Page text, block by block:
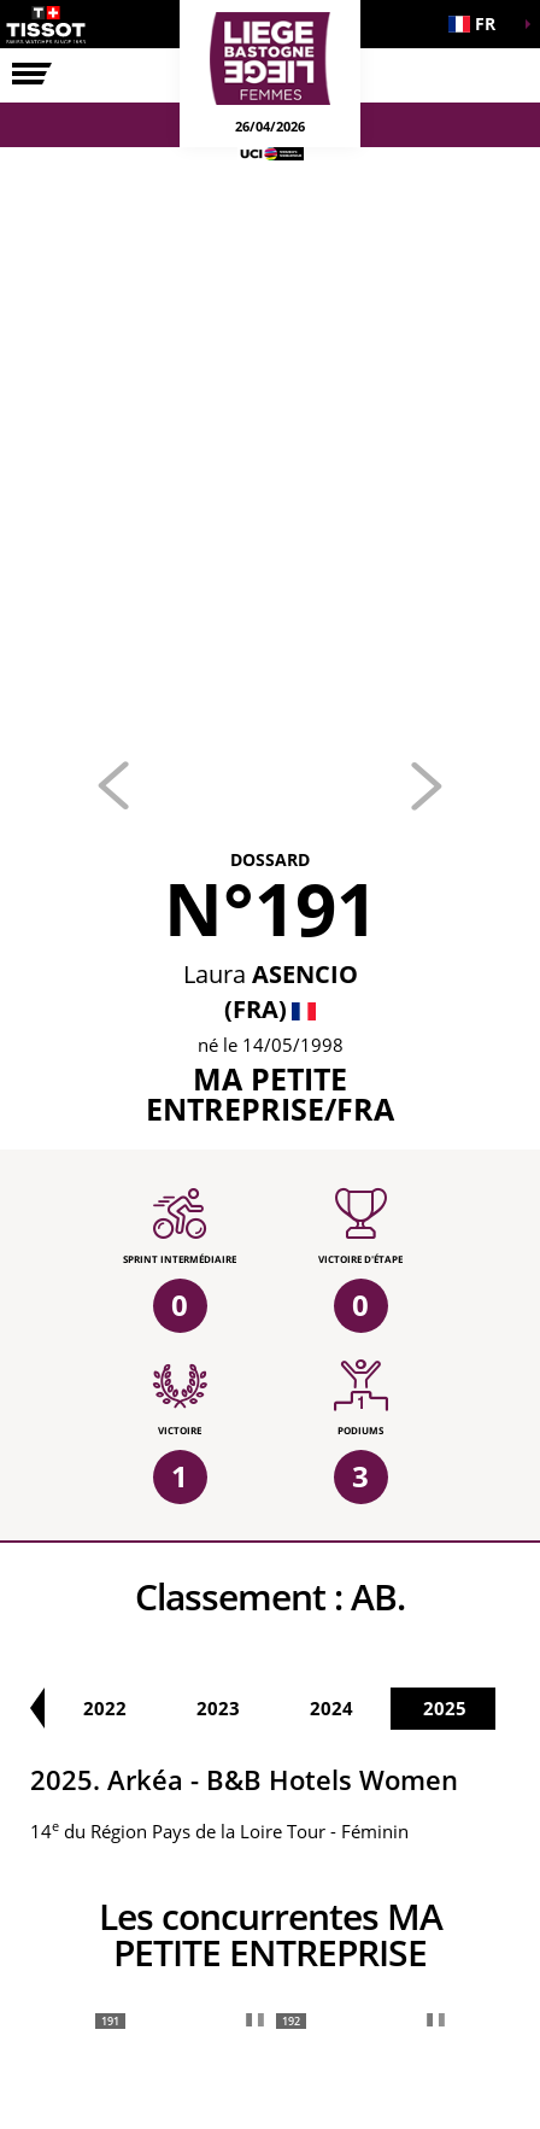
COURSE FR
26/04/2026
DOSSARD
N°191
Laura ASENCIO
(FRA)
né le 14/05/1998
MA PETITE
ENTREPRISE/FRA
SPRINT INTERMÉDIAIRE
0
VICTOIRE D'ÉTAPE
0
VICTOIRE
1
PODIUMS
3
Classement :AB.
2022 2023 2024 2025
2025. Arkéa - B&B Hotels Women
14e du Région Pays de la Loire Tour - Féminin
Les concurrentes MA
PETITE ENTREPRISE
191 192